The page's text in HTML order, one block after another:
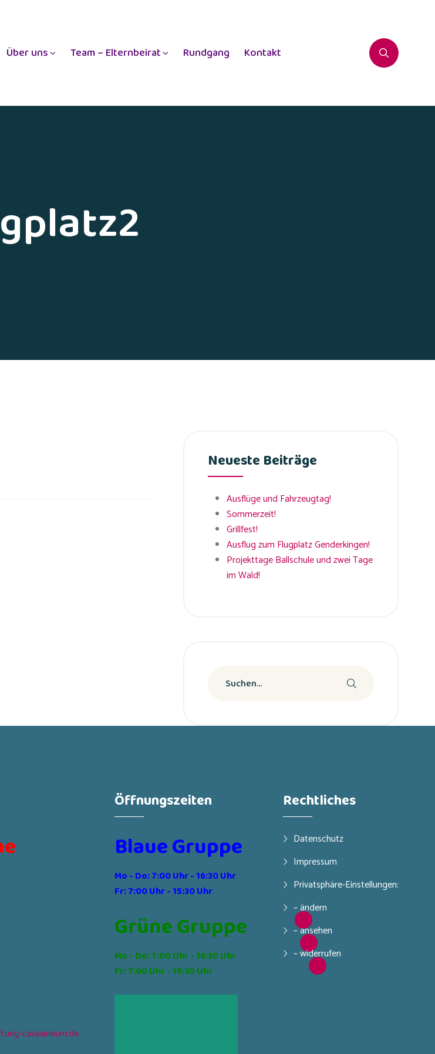
Über uns Team – Elternbeirat Rundgang Kontakt
Neueste Beiträge
Ausflüge und Fahrzeugtag!
Sommerzeit!
Grillfest!
Ausflug zum Flugplatz Genderkingen!
Projekttage Ballschule und zwei Tage
im Wald!
cassianeum.de
Öffnungszeiten
Blaue Gruppe
Mo - Do: 7:00 Uhr - 16:30 Uhr
Fr: 7:00 Uhr - 15:30 Uhr
Grüne Gruppe
Mo - Do: 7:00 Uhr - 16:30 Uhr
Fr: 7:00 Uhr - 15:30 Uhr
Rechtliches
Datenschutz
Impressum
Privatsphäre-Einstellungen:
– ändern
– ansehen
– widerrufen